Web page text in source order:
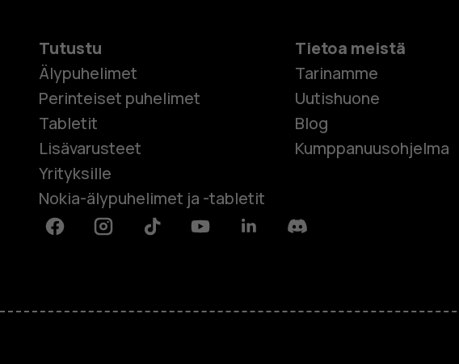
Tutustu
Älypuhelimet
Perinteiset puhelimet
Tabletit
Lisävarusteet
Yrityksille
Nokia-älypuhelimet ja -tabletit
Tietoa meistä
Tarinamme
Uutishuone
Blog
Kumppanuusohjelma
FacebookInstagramTiktok YoutubeLinkedinDiscord